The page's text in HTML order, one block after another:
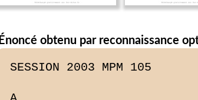
Énoncé obtenu par reconnaissance
SESSION 2003 MPM 105